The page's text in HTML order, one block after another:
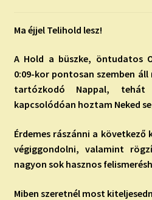
Ma éjjel Telihold lesz!
A Hold a büszke, öntudatos
0:09-kor pontosan szemben
tartózkodó Nappal, tehát
kapcsolódóan hoztam Neked
Érdemes rászánni a következő
végiggondolni, valamint
nagyon sok hasznos
Miben szeretnél most